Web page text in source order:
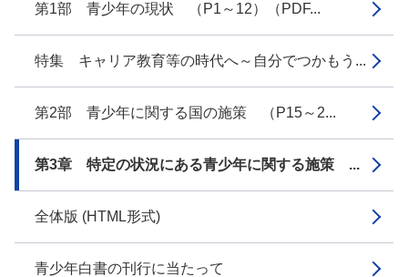
第1部 青少年の現状 （P1～12）（PDF...
特集 キャリア教育等の時代へ～自分でつかもう...
第2部 青少年に関する国の施策 （P15～2...
第3章 特定の状況にある青少年に関する施策 ...
全体版 (HTML形式)
青少年白書の刊行に当たって